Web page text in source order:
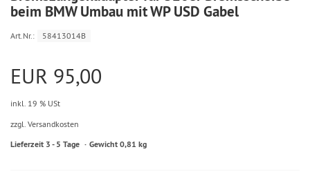
beim BMW Umbau mit WP USD Gabel
Art.Nr.: 58413014B
EUR 95,00
inkl. 19 % USt
zzgl. Versandkosten
Lieferzeit 3 - 5 Tage Gewicht 0,81 kg